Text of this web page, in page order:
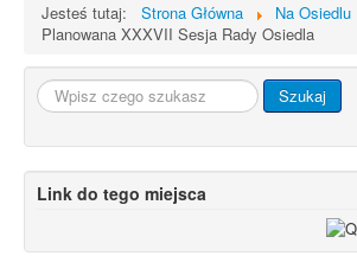
Jesteś tutaj: Strona Główna Na Osiedlu
Planowana XXXVII Sesja Rady Osiedla
Szukaj... Szukaj
Link do tego miejsca